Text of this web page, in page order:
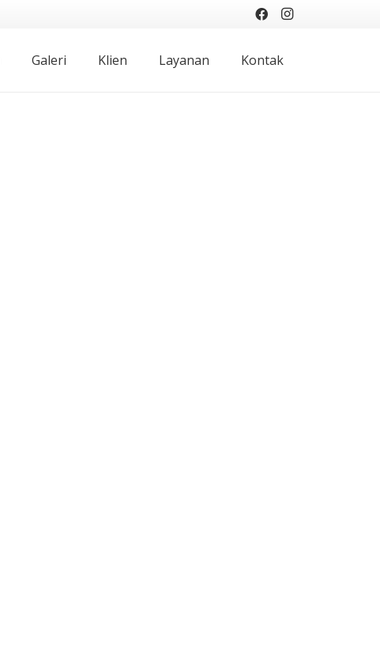
Galeri Klien Layanan Kontak